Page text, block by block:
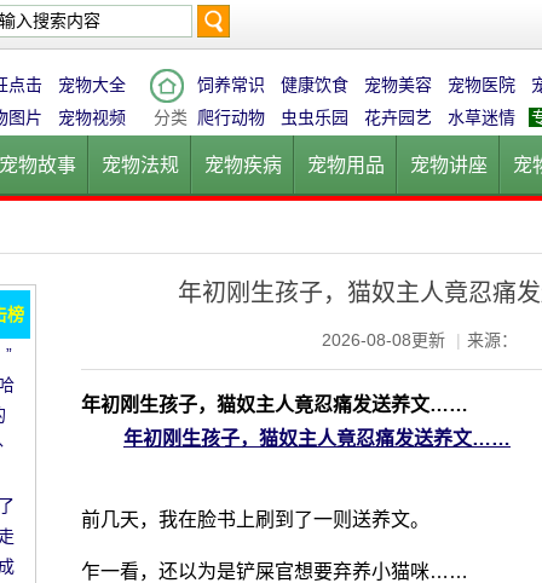
索
点击
宠物大全
图片
宠物视频 分类
饲养常识 健康饮食 宠物美容 宠物医院
爬行动物
虫虫乐园 花卉园艺 水草迷情
宠物故事 宠物法规 宠物疾病 宠物用品 宠物讲座 宠
年初刚生孩子，猫奴主人竟忍痛
2026-08-08更新 | 来源：
年初刚生孩子，猫奴主人竟忍痛发送养文……
年初刚生孩子，猫奴主人竟忍痛发送养文……
前几天，我在脸书上刷到了一则送养文。
乍一看，还以为是铲屎官想要弃养小猫咪……
榜